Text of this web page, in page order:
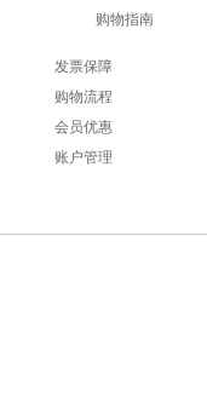
购物指南
发票保障
购物流程
会员优惠
账户管理